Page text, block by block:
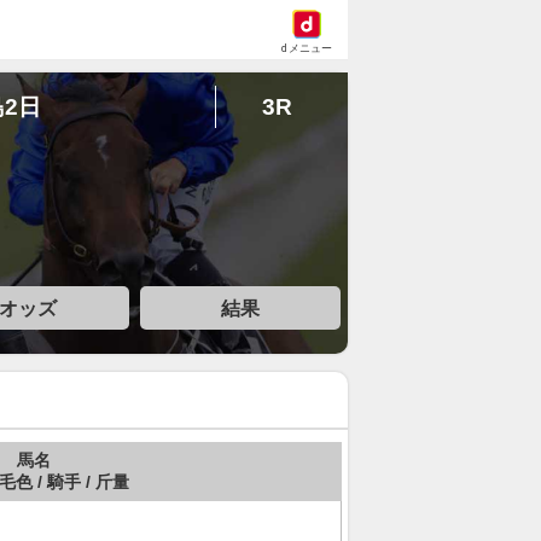
dメニュー
日 3R
オッズ 結果
馬名
色 / 騎手 / 斤量